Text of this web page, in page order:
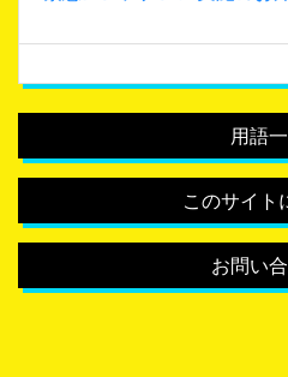
用語
このサイト
お問い